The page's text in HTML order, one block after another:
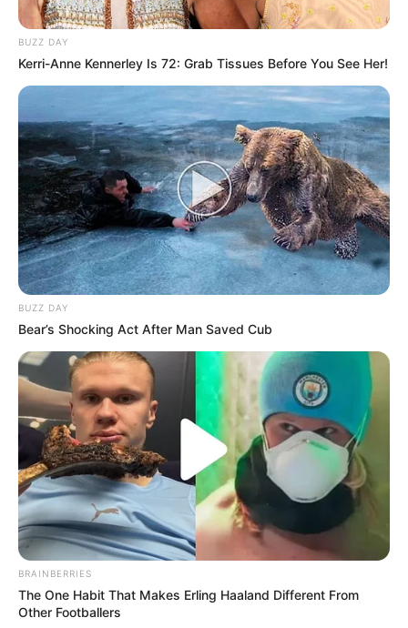
BUZZ DAY
Kerri-Anne Kennerley Is 72: Grab Tissues Before You See Her!
BUZZ DAY
Bear’s Shocking Act After Man Saved Cub
BRAINBERRIES
The One Habit That Makes Erling Haaland Different From
Other Footballers